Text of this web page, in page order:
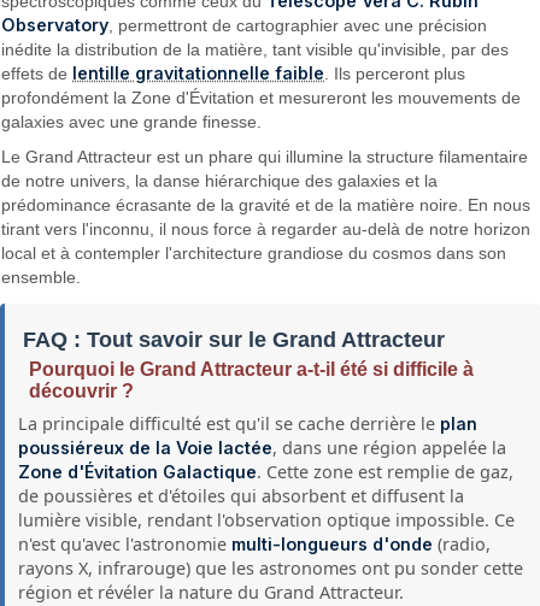
Observatory, permettront de cartographier avec une précision
inédite la distribution de la matière, tant visible qu'invisible, par des
effets de lentille gravitationnelle faible. Ils perceront plus
profondément la Zone d'Évitation et mesureront les mouvements de
galaxies avec une grande finesse.
Le Grand Attracteur est un phare qui illumine la structure filamentaire
de notre univers, la danse hiérarchique des galaxies et la
prédominance écrasante de la gravité et de la matière noire. En nous
tirant vers l'inconnu, il nous force à regarder au-delà de notre horizon
local et à contempler l'architecture grandiose du cosmos dans son
ensemble.
FAQ : Tout savoir sur le Grand Attracteur
Pourquoi le Grand Attracteur a-t-il été si difficile à
découvrir ?
La principale difficulté est qu'il se cache derrière le plan
poussiéreux de la Voie lactée, dans une région appelée la
Zone d'Évitation Galactique. Cette zone est remplie de gaz,
de poussières et d'étoiles qui absorbent et diffusent la
lumière visible, rendant l'observation optique impossible. Ce
n'est qu'avec l'astronomie multi-longueurs d'onde (radio,
rayons X, infrarouge) que les astronomes ont pu sonder cette
région et révéler la nature du Grand Attracteur.